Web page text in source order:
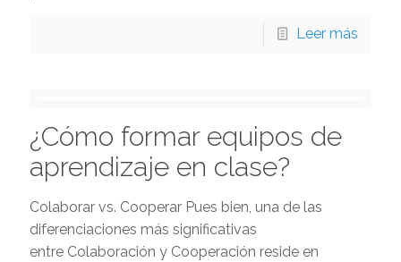
Leer más
¿Cómo formar equipos de
aprendizaje en clase?
Colaborar vs. Cooperar Pues bien, una de las
diferenciaciones más significativas
entre Colaboración y Cooperación reside en